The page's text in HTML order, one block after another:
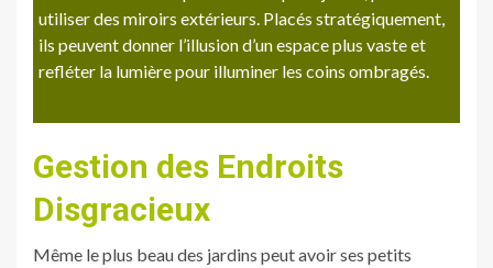
utiliser des miroirs extérieurs. Placés stratégiquement,
ils peuvent donner l’illusion d’un espace plus vaste et
refléter la lumière pour illuminer les coins ombragés.
Gestion des Endroits
Disgracieux
Même le plus beau des jardins peut avoir ses petits